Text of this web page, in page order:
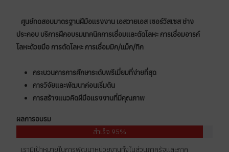
ศูนย์ทดสอบมาตรฐานฝีมือเเรงงาน เอสวายเอส เซอร์วิสเซส ช่าง
ประกอบ บริการฝึกอบรมเทคนิคการเชื่อมเเละตัดโลหะ การเชื่อมอารก์
โลหะด้วยมือ การตัดโลหะ การเชื่อมมิก/เเม็ก/ทิก
กระบวนการการศึกษาระดับพรีเมี่ยมที่ง่ายที่สุด
การวิจัยและพัฒนาก่อนเริ่มต้น
การสร้างแนวคิดฝีมือเเรงงานที่มีคุณภาพ
ผลการอบรม
สำเร็จ 95%
เรามีเป้าหมายในการพัฒนาหน่วยงานทั้งในส่วนภาครัฐและภาค